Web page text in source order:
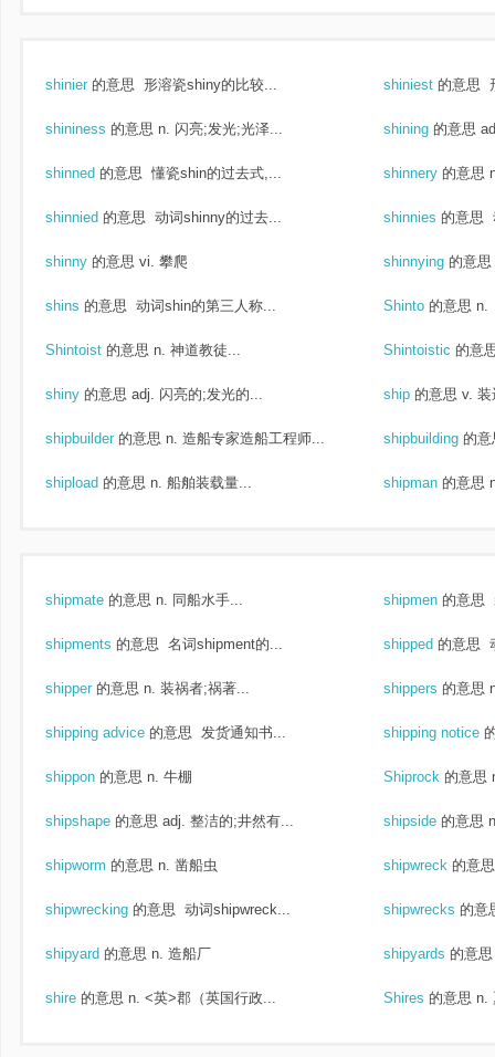
shinier 的意思 形溶瓷shiny的比较... shiniest 的意思
shininess 的意思 n. 闪亮;发光;光泽... shining 的意思
shinned 的意思 懂瓷shin的过去式,... shinnery 的意思
shinnied 的意思 动词shinny的过去... shinnies 的意思
shinny 的意思 vi. 攀爬 shinnying 的意思
shins 的意思 动词shin的第三人称... Shinto 的意思 n.
Shintoist 的意思 n. 神道教徒... Shintoistic 的意
shiny 的意思 adj. 闪亮的;发光的... ship 的意思 v. 装
shipbuilder 的意思 n. 造船专家造船工程师... shipbuilding 的意
shipload 的意思 n. 船舶装载量... shipman 的意思
shipmate 的意思 n. 同船水手... shipmen 的意思
shipments 的意思 名词shipment的... shipped 的意思
shipper 的意思 n. 装祸者;祸著... shippers 的意思
shipping advice 的意思 发货通知书... shipping notice
shippon 的意思 n. 牛棚 Shiprock 的意思
shipshape 的意思 adj. 整洁的;井然有... shipside 的意思
shipworm 的意思 n. 凿船虫 shipwreck 的意思
shipwrecking 的意思 动词shipwreck... shipwrecks 的意
shipyard 的意思 n. 造船厂 shipyards 的意思
shire 的意思 n. <英>郡（英国行政... Shires 的意思 n.